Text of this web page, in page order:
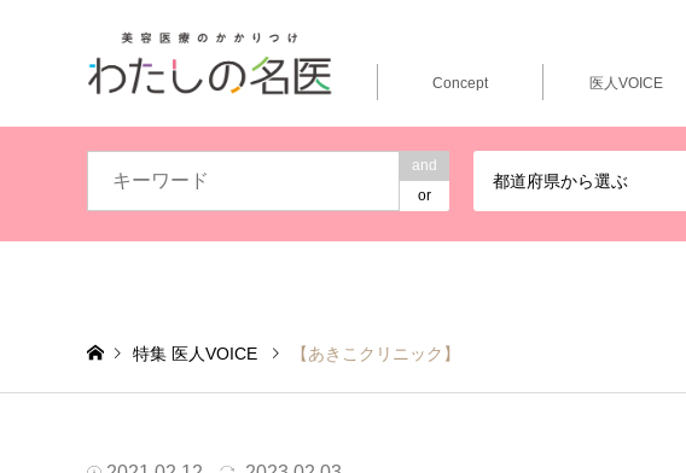
and
or
都道府県から選ぶ
Concept 医人VOICE
特集 医人VOICE 【あきこクリニック】